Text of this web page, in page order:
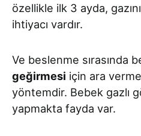
özellikle ilk 3 ayda,
ihtiyacı vardır.
Ve beslenme sırasında
geğirmesi için ara
yöntemdir. Bebek gazlı
yapmakta fayda var.